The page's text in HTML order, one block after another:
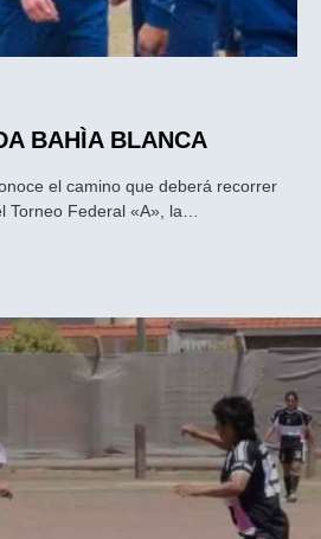
BAHÌA BLANCA
el camino que deberá recorrer
Torneo Federal «A», la…